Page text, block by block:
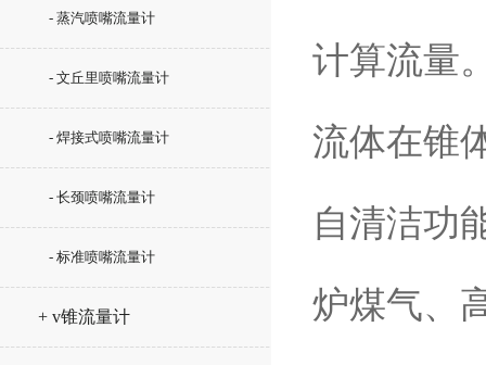
- 蒸汽喷嘴流量计
- 文丘里喷嘴流量计
- 焊接式喷嘴流量计
- 长颈喷嘴流量计
- 标准喷嘴流量计
+ v锥流量计
计算流量
流体在锥
自清洁功
炉煤气、